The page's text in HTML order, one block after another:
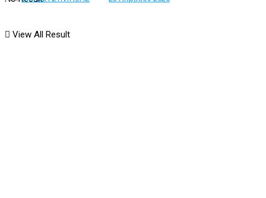
View All Result